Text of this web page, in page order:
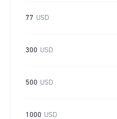
77 USD
300 USD
500 USD
1000 USD